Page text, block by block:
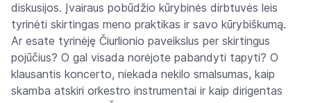
diskusijos. Įvairaus pobūdžio kūrybinės dirbtuvės leis
tyrinėti skirtingas meno praktikas ir savo kūrybiškumą.
Ar esate tyrinėję Čiurlionio paveikslus per skirtingus
pojūčius? O gal visada norėjote pabandyti tapyti? O
klausantis koncerto, niekada nekilo smalsumas, kaip
skamba atskiri orkestro instrumentai ir kaip dirigentas